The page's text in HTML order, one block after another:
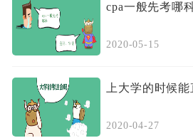
cpa一般先考哪
2020-05-15
上大学的时候
2020-04-27